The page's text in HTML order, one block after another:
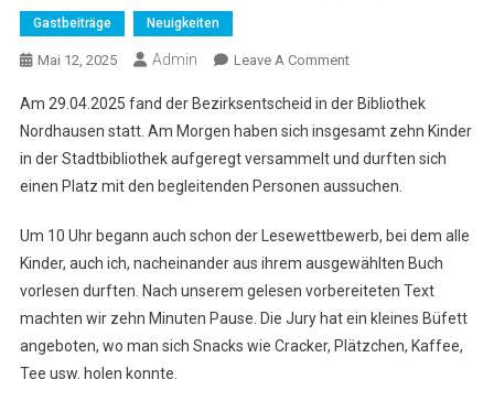
Gastbeiträge Neuigkeiten
Mai 12, 2025 Admin Leave A CommentOn
Vorlesewettbewerb
In
Der
Stadtbibliothek
Am 29.04.2025 fand der Bezirksentscheid in der Bibliothek
Nordhausen statt. Am Morgen haben sich insgesamt zehn Kinder
in der Stadtbibliothek aufgeregt versammelt und durften sich
einen Platz mit den begleitenden Personen aussuchen.
Um 10 Uhr begann auch schon der Lesewettbewerb, bei dem alle
Kinder, auch ich, nacheinander aus ihrem ausgewählten Buch
vorlesen durften. Nach unserem gelesen vorbereiteten Text
machten wir zehn Minuten Pause. Die Jury hat ein kleines Büfett
angeboten, wo man sich Snacks wie Cracker, Plätzchen, Kaffee,
Tee usw. holen konnte.